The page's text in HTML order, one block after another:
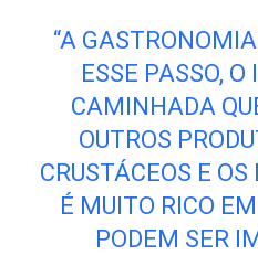
“A
ESSE PASSO,
CAMINHADA
OUTROS
CRUSTÁCEOS E
É MUITO RICO
PODEM SER